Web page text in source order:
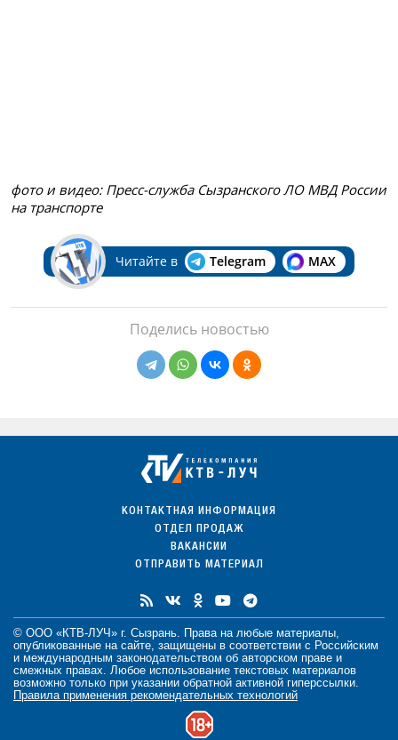
фото и видео: Пресс-служба Сызранского ЛО МВД России
на транспорте
Читайте в Telegram MAX
Поделись новостью
КОНТАКТНАЯ ИНФОРМАЦИЯ
ОТДЕЛ ПРОДАЖ
ВАКАНСИИ
ОТПРАВИТЬ МАТЕРИАЛ
© ООО «КТВ-ЛУЧ» г. Сызрань. Права на любые материалы
опубликованные на сайте, защищены в соответствии с Российским
и международным законодательством об авторском праве и
смежных правах. Любое использование текстовых материалов
возможно только при указании обратной активной гиперссылки.
Правила применения рекомендательных технологий